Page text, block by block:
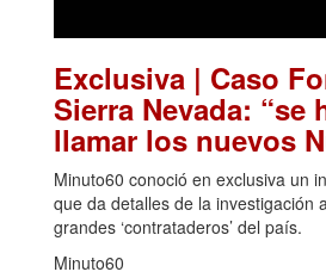
Exclusiva | Caso
Sierra Nevada: “se
llamar los nuevos
Minuto60 conoció en exclusiva un
que da detalles de la investigación
grandes ‘contrataderos’ del país.
Minuto60